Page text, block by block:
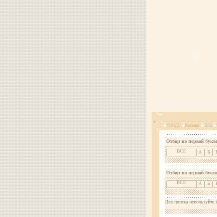
О МДС Каталог RSS
Отбор по первой
ВСЕ А Б
Отбор по первой
ВСЕ А Б
Для поиска используйте